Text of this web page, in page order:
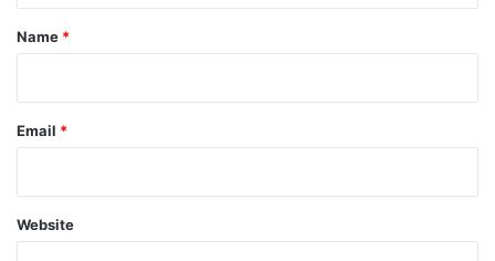
*
Name *
Email *
Website